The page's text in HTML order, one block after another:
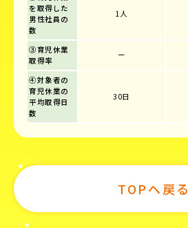
を取得した
男性社員の
数
1人
③育児休業
取得率
ー
④対象者の
育児休業の
平均取得日
数
30日
TOPへ戻る